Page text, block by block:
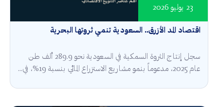
اقتصاد المد الأزرق.. السعودية تنمي ثروتها البحرية
23 يوليو 2026
سجل إنتاج الثروة السمكية في السعودية نحو 289.9 ألف طن
عام 2025، مدعوماً بنمو مشاريع الاستزراع المائي بنسبة 19%، في...